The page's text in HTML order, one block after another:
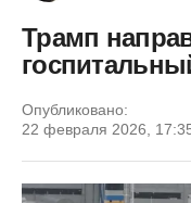
Трамп
Опубликовано:
22 февраля 2026,